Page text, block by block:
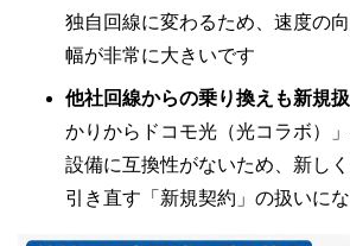
独自回線に変わるため、速度の
幅が非常に大きいです
他社回線からの乗り換えも新規扱
かりからドコモ光（光コラボ）」
設備に互換性がないため、新し
引き直す「新規契約」の扱いに